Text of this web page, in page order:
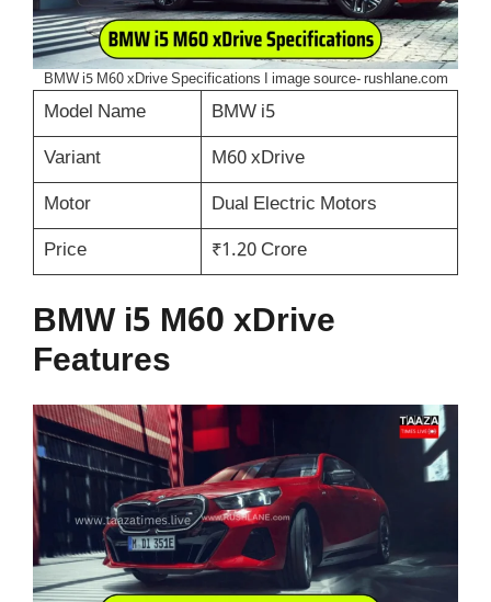
BMW i5 M60 xDrive Specifications I image source- rushlane.com
Model Name
BMW i5
Variant
M60 xDrive
Motor
Dual Electric Motors
Price
₹1.20 Crore
BMW i5 M60 xDrive
Features